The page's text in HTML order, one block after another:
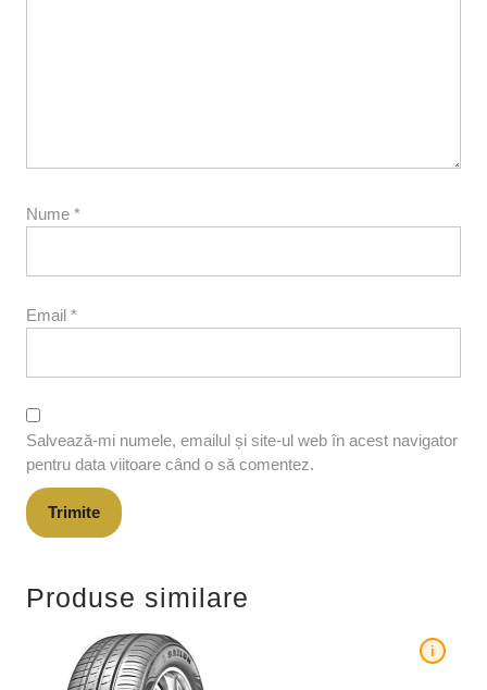
Nume *
Email *
Salvează-mi numele, emailul și site-ul web în acest navigator
pentru data viitoare când o să comentez.
Produse similare
i